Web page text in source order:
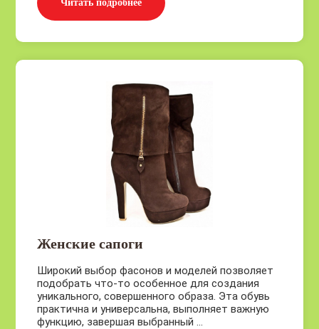
Читать подробнее
Женские сапоги
Широкий выбор фасонов и моделей позволяет
подобрать что-то особенное для создания
уникального, совершенного образа. Эта обувь
практична и универсальна, выполняет важную
функцию, завершая выбранный ...